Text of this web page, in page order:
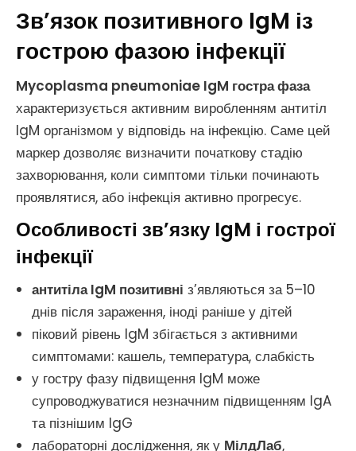
Зв’язок позитивного IgM із
гострою фазою інфекції
Mycoplasma pneumoniae IgM гостра фаза
характеризується активним виробленням антитіл
IgM організмом у відповідь на інфекцію. Саме цей
маркер дозволяє визначити початкову стадію
захворювання, коли симптоми тільки починають
проявлятися, або інфекція активно прогресує.
Особливості зв’язку IgM і гострої
інфекції
антитіла IgM позитивні з’являються за 5–10
днів після зараження, іноді раніше у дітей
піковий рівень IgM збігається з активними
симптомами: кашель, температура, слабкість
у гостру фазу підвищення IgM може
супроводжуватися незначним підвищенням IgA
та пізнішим IgG
лабораторні дослідження, як у МілдЛаб,